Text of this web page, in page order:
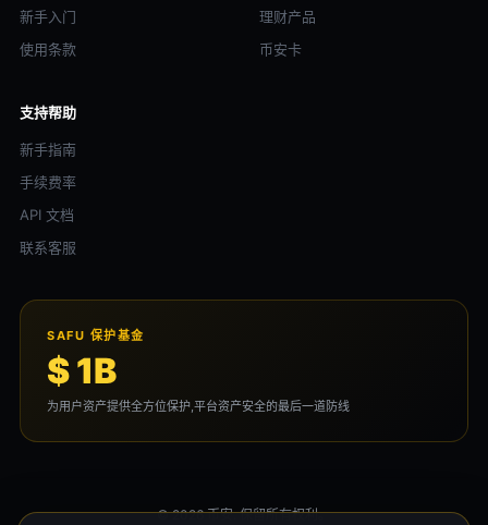
新手入门
使用条款
理财产品
币安卡
支持帮助
新手指南
手续费率
API 文档
联系客服
SAFU 保护基金
$ 1B
为用户资产提供全方位保护,平台资产安全的最后一道防线
© 2026 币安. 保留所有权利。